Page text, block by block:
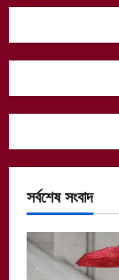
সর্বশেষ সংবাদ